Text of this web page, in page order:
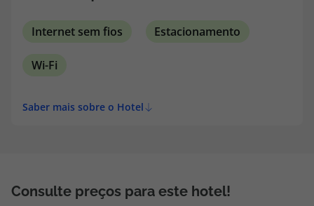
topatlantico@topatlantico.com
Internet sem fios Estacionamento
Wi-Fi
Saber mais sobre o Hotel
Consulte preços para este hotel!